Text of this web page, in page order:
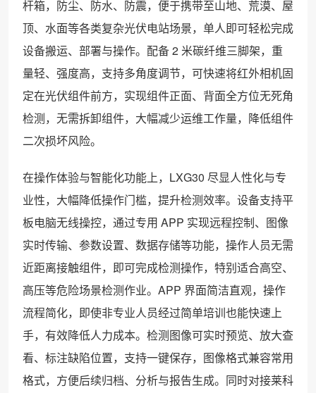
杆箱，防尘、防水、防震，便于携带至山地、荒漠、屋
顶、水面等各类复杂光伏电站场景，单人即可轻松完成
设备搬运、部署与操作。配备 2 米碳纤维三脚架，重
量轻、强度高，支持多角度调节，可快速将红外相机固
定在光伏组件前方，实现组件正面、背面全方位无死角
检测，无需拆卸组件，大幅减少运维工作量，降低组件
二次损坏风险。
在操作体验与智能化功能上，LXG30 尽显人性化与专
业性，大幅降低操作门槛，提升检测效率。设备支持平
板电脑无线操控，通过专用 APP 实现远程控制、图像
实时传输、参数设置、数据存储等功能，操作人员无需
近距离接触组件，即可完成检测操作，特别适合高空、
高压等危险场景检测作业。APP 界面简洁直观，操作
流程简化，即使非专业人员经过简单培训也能快速上
手，有效降低人力成本。检测图像可实时预览、放大查
看、标注缺陷位置，支持一键保存，图像格式兼容常用
格式，方便后续归档、分析与报告生成。同时对接莱科